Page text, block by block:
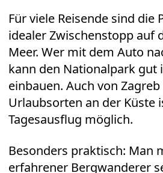
Für viele Reisende sind die
idealer Zwischenstopp auf
Meer. Wer mit dem Auto
kann den Nationalpark gut
einbauen. Auch von
Urlaubsorten an der Küste
Tagesausflug möglich.
Besonders praktisch: Man
erfahrener Bergwanderer